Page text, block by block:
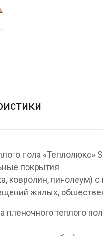
пола
покрытия
ковролин, линолеум)
жилых,
теплого